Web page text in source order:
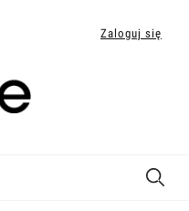
Zaloguj się